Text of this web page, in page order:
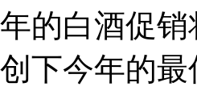
的白酒促
下今年的